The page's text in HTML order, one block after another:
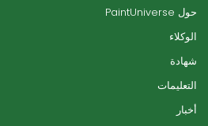
حول PaintUniverse
الوكلاء
شهادة
التعليمات
أخبار